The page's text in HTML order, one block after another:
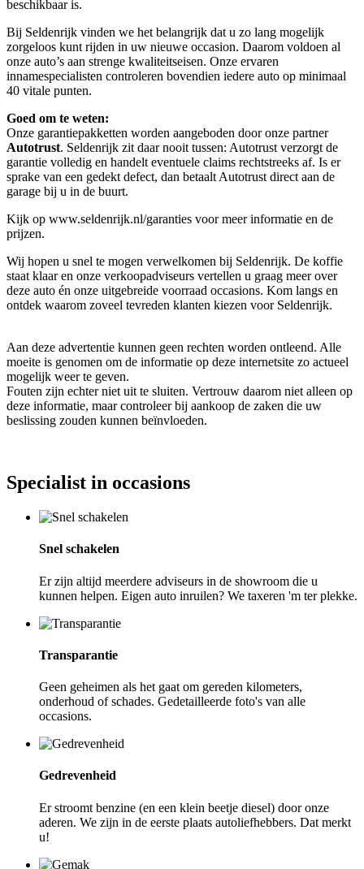
beschikbaar is.
Bij Seldenrijk vinden we het belangrijk dat u zo lang mogelijk
zorgeloos kunt rijden in uw nieuwe occasion. Daarom voldoen al
onze auto’s aan strenge kwaliteitseisen. Onze ervaren
innamespecialisten controleren bovendien iedere auto op minimaal
40 vitale punten.
Goed om te weten:
Onze garantie­pakketten worden aangeboden door onze partner
Autotrust. Seldenrijk zit daar nooit tussen: Autotrust verzorgt de
garantie volledig en handelt eventuele claims rechtstreeks af. Is er
sprake van een gedekt defect, dan betaalt Autotrust direct aan de
garage bij u in de buurt.
Kijk op www.seldenrijk.nl/garanties voor meer informatie en de
prijzen.
Wij hopen u snel te mogen verwelkomen bij Seldenrijk. De koffie
staat klaar en onze verkoopadviseurs vertellen u graag meer over
deze auto én onze uitgebreide voorraad occasions. Kom langs en
ontdek waarom zoveel tevreden klanten kiezen voor Seldenrijk.
Aan deze advertentie kunnen geen rechten worden ontleend. Alle
moeite is genomen om de informatie op deze internetsite zo actueel
mogelijk weer te geven.
Fouten zijn echter niet uit te sluiten. Vertrouw daarom niet alleen op
deze informatie, maar controleer bij aankoop de zaken die uw
beslissing zouden kunnen beïnvloeden.
Specialist in occasions
Snel schakelen
Er zijn altijd meerdere adviseurs in de showroom die u
kunnen helpen. Eigen auto inruilen? We taxeren 'm ter plekke.
Transparantie
Geen geheimen als het gaat om gereden kilometers,
onderhoud of schades. Gedetailleerde foto's van alle
occasions.
Gedrevenheid
Er stroomt benzine (en een klein beetje diesel) door onze
aderen. We zijn in de eerste plaats autoliefhebbers. Dat merkt
u!